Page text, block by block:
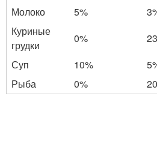
Молоко
5%
Куриные
грудки
0%
Суп
10%
Рыба
0%